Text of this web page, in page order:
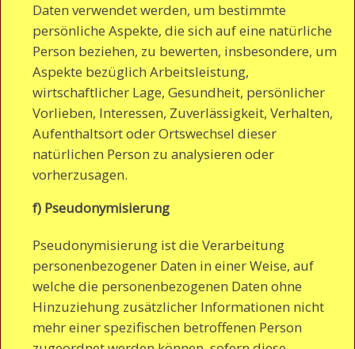
Daten verwendet werden, um bestimmte
persönliche Aspekte, die sich auf eine natürliche
Person beziehen, zu bewerten, insbesondere, um
Aspekte bezüglich Arbeitsleistung,
wirtschaftlicher Lage, Gesundheit, persönlicher
Vorlieben, Interessen, Zuverlässigkeit, Verhalten,
Aufenthaltsort oder Ortswechsel dieser
natürlichen Person zu analysieren oder
vorherzusagen.
f) Pseudonymisierung
Pseudonymisierung ist die Verarbeitung
personenbezogener Daten in einer Weise, auf
welche die personenbezogenen Daten ohne
Hinzuziehung zusätzlicher Informationen nicht
mehr einer spezifischen betroffenen Person